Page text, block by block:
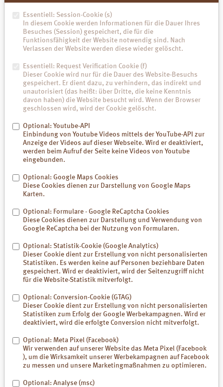
ESSENTIAL OILS), LIMONENE**, LINALOOL**, CITRAL**, GERANIOL**,
CITRONELLOL**, CI 77492 (IRON HYDROXIDES).
* Rohstoffe aus kontrolliert biologischem Anbau
** Bestandteile des natürlichen Parfümöls
Ohne synthetische Farb-, Duft- und Konservierungsstoffe.
Hautverträglichkeit dermatologisch bestätigt. Vegan.
BDIH-COSMOS zertifiziert (Kontrollierte Naturkosmetik)
Wohlfühl-Tipp
bis zu den Fersen massierend eincremen. Durch die Knet- und
Streichbewegungen löst der er auch noch Verspannungen – eine
Wohltat für den ganzen Körper.
Für seidenweiche Haut den Luvos Fußbalsam dick als Fußpackung
aufgetragen und mit Baumwollsocken über Nacht einwirken lassen.
Schweiß sowie Bakterien und verwöhnt die strapazierte Haut
zusätzlich.
FAQ - Häufig gestellte Fragen
Ist tägliche Fußpflege sinnvoll?
Unbedingt! Besonders gestresste und stark beanspruchte Füße
die Haut schön geschmeidig und Hornhaut- und Schrundenbildung
wird effektiv vorgebeugt. Am besten einen Klecks Luvos Balsam
morgens und abends knetend und streichend von der Ferse bis zu
den Zehenspitzen einmassieren. Das löst gleichzeitig
Essentiell: Session-Cookie (s)
In diesem Cookie werden Informationen für die Dauer Ihres
Besuches (Session) gespeichert, die für die
Funktionsfähigkeit der Website notwendig sind. Nach
Verlassen der Website werden diese wieder gelöscht.
Essentiell: Request Verification Cookie (f)
Dieser Cookie wird nur für die Dauer des Website-Besuchs
gespeichert. Er dient dazu, zu verhindern, das indirekt und
unautorisiert (das heißt: über Dritte, die keine Kenntnis
davon haben) die Website besucht wird. Wenn der Browser
geschlossen wird, wird der Cookie gelöscht.
Optional: Youtube-API
Einbindung von Youtube Videos mittels der YouTube-API zur
Anzeige der Videos auf dieser Webseite. Wird er deaktiviert,
werden beim Aufruf der Seite keine Videos von Youtube
eingebunden.
Optional: Google Maps Cookies
Diese Cookies dienen zur Darstellung von Google Maps
Karten.
Optional: Formulare - Google ReCaptcha Cookies
Diese Cookies dienen zur Darstellung und Verwendung von
Google ReCaptcha bei der Nutzung von Formularen.
Optional: Statistik-Cookie (Google Analytics)
Dieser Cookie dient zur Erstellung von nicht personalisierten
Statistiken. Es werden keine auf Personen beziehbare Daten
gespeichert. Wird er deaktiviert, wird der Seitenzugriff nicht
für die Website-Statistik mitverfolgt.
Optional: Conversion-Cookie (GTAG)
Dieser Cookie dient zur Erstellung von nicht personalisierten
Statistiken zum Erfolg der Google Werbekampagnen. Wird er
deaktiviert, wird die erfolgte Conversion nicht mitverfolgt.
Optional: Meta Pixel (Facebook)
Wir verwenden auf unserer Website das Meta Pixel (Facebook
), um die Wirksamkeit unserer Werbekampagnen auf Facebook
zu messen und unsere Marketingmaßnahmen zu optimieren.
Optional: Analyse (msc)